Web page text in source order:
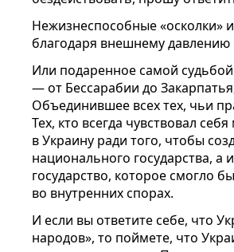
Нежизнеспособные «осколки»
благодаря внешнему давлению
Или подаренное самой
— от Бессарабии до
Объединившее всех тех, чьи
Тех, кто всегда чувствовал
в Украину ради того, чтобы
национального государства,
государство, которое смогло
во внутренних спорах.
И если вы ответите себе, что
народов», то поймете, что